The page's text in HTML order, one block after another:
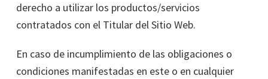
derecho a utilizar los productos/servicios
contratados con el Titular del Sitio Web.
En caso de incumplimiento de las obligaciones o
condiciones manifestadas en este o en cualquier